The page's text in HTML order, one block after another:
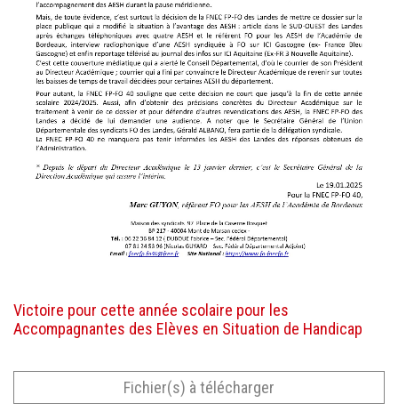
Victoire pour cette année scolaire pour les
Accompagnantes des Elèves en Situation de Handicap
Fichier(s) à télécharger